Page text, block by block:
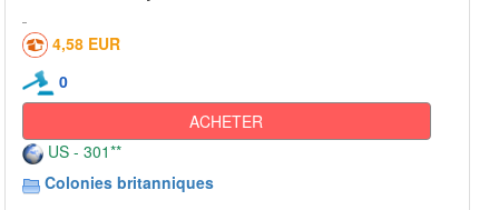
4,58 EUR
0
ACHETER
US - 301**
Colonies britanniques